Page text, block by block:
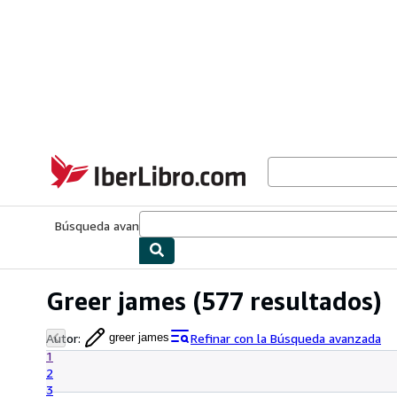
IberLibro.com
Búsqueda avanzada
Greer james (577 resultados)
Autor: greer james
Refinar con la Búsqueda avanzada
1
2
3